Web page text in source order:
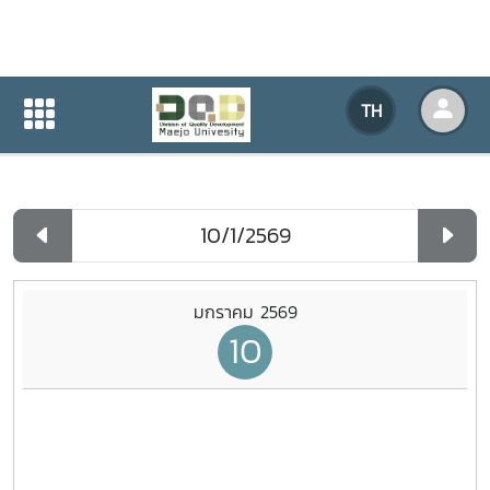
TH
ปฏิทินกิจกรรมของหน่วยงาน
ปฏิทินกิจกรรมของหน่วยงาน
มกราคม 2569
10